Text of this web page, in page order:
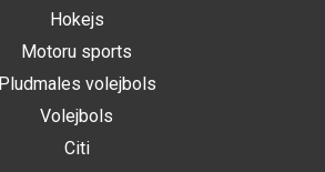
Hokejs
Motoru sports
Pludmales volejbols
Volejbols
Citi